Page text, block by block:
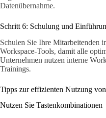
Datenübernahme.
Schritt 6: Schulung und
Schulen Sie Ihre Mitarbeitenden
Workspace-Tools, damit alle
Unternehmen nutzen interne
Trainings.
Tipps zur effizienten Nutzung
Nutzen Sie Tastenkombinationen